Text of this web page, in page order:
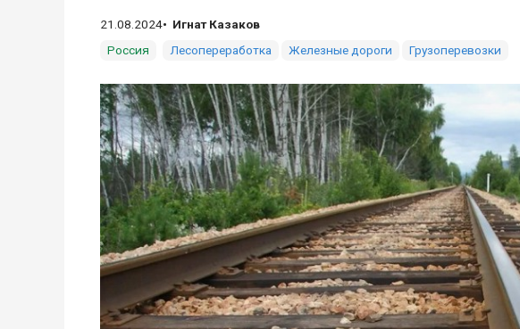
21.08.2024
Игнат Казаков
Россия
Лесопереработка Железные дороги Грузоперевозки